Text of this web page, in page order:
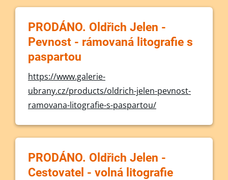
PRODÁNO. Oldřich Jelen -
Pevnost - rámovaná litografie s
paspartou
https://www.galerie-
ubrany.cz/products/oldrich-jelen-pevnost-
ramovana-litografie-s-paspartou/
PRODÁNO. Oldřich Jelen -
Cestovatel - volná litografie